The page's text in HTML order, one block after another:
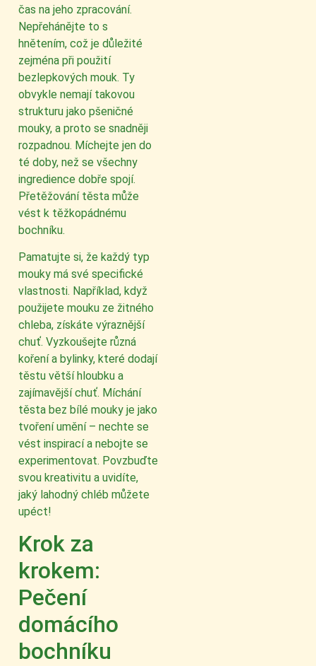
čas na jeho zpracování.
Nepřehánějte to s
hnětením, což je důležité
zejména při použití
bezlepkových mouk. Ty
obvykle nemají takovou
strukturu jako pšeničné
mouky, a proto se snadněji
rozpadnou. Míchejte jen do
té doby, než se všechny
ingredience dobře spojí.
Přetěžování těsta může
vést k těžkopádnému
bochníku.
Pamatujte si, že každý typ
mouky má své specifické
vlastnosti. Například, když
použijete mouku ze žitného
chleba, získáte výraznější
chuť. Vyzkoušejte různá
koření a bylinky, které dodají
těstu větší hloubku a
zajímavější chuť. Míchání
těsta bez bílé mouky je jako
tvoření umění – nechte se
vést inspirací a nebojte se
experimentovat. Povzbuďte
svou kreativitu a uvidíte,
jaký lahodný chléb můžete
upéct!
Krok za
krokem:
Pečení
domácího
bochníku